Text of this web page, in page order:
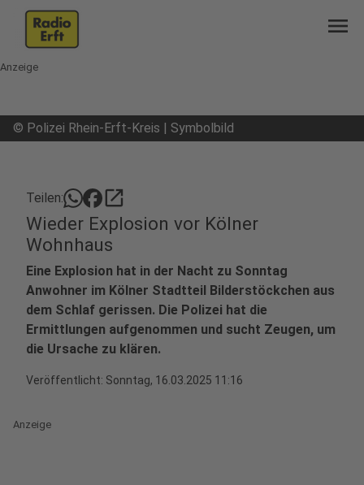
menu
Anzeige
© Polizei Rhein-Erft-Kreis | Symbolbild
Teilen: open_in_new
Wieder Explosion vor Kölner
Wohnhaus
Eine Explosion hat in der Nacht zu Sonntag
Anwohner im Kölner Stadtteil Bilderstöckchen aus
dem Schlaf gerissen. Die Polizei hat die
Ermittlungen aufgenommen und sucht Zeugen, um
die Ursache zu klären.
Veröffentlicht: Sonntag, 16.03.2025 11:16
Anzeige